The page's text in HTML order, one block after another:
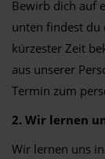
Bewirb dich auf
unten findest du
kürzester Zeit
aus unserer
Termin zum
2. Wir lernen
Wir lernen uns